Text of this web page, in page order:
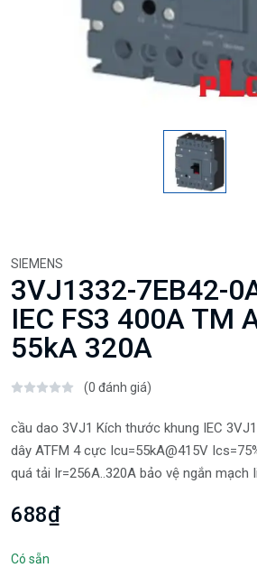
SIEMENS
3VJ1332-7EB42-
IEC FS3 400A TM
55kA 320A
(0 đánh giá)
cầu dao 3VJ1 Kích thước khung IEC
dây ATFM 4 cực Icu=55kA@415V
quá tải Ir=256A..320A bảo vệ ngắn mạch
688₫
Có sẵn